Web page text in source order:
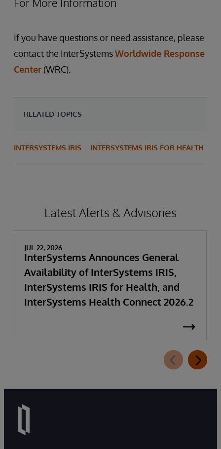
If you have questions or need assistance, please
contact the InterSystemsWorldwide Response
Center (WRC).
RELATED TOPICS
INTERSYSTEMS IRIS INTERSYSTEMS IRIS FOR HEALTH
Latest Alerts & Advisories
JUL 22, 2026
InterSystems Announces General
Availability of InterSystems IRIS,
InterSystems IRIS for Health, and
InterSystems Health Connect 2026.2